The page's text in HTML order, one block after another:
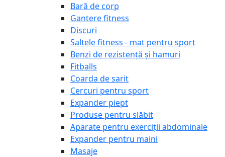
Bară de corp
Gantere fitness
Discuri
Saltele fitness - mat pentru sport
Benzi de rezistență și hamuri
Fitballs
Coarda de sarit
Cercuri pentru sport
Expander piept
Produse pentru slăbit
Aparate pentru exerciții abdominale
Expander pentru maini
Masaje